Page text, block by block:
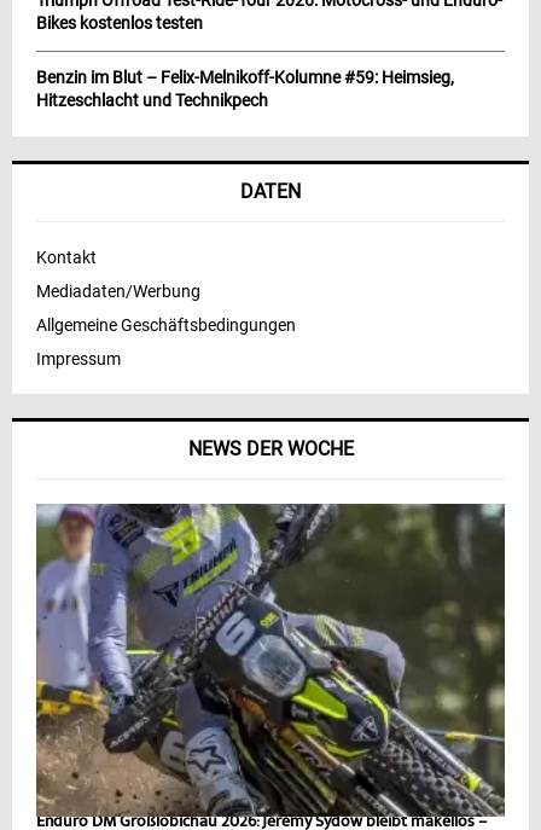
NEWS DER WOCHE
Enduro DM Großlöbichau 2026: Jeremy Sydow bleibt makellos –
Bikes kostenlos testen
Benzin im Blut – Felix-Melnikoff-Kolumne #59: Heimsieg,
Hitzeschlacht und Technikpech
DATEN
Kontakt
Mediadaten/Werbung
Allgemeine Geschäftsbedingungen
Impressum